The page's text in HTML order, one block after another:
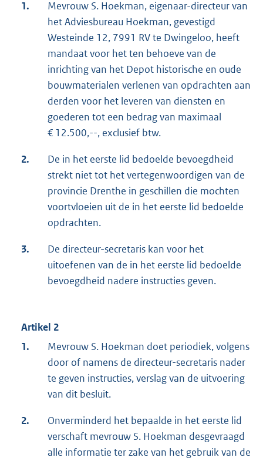
1.
Mevrouw S. Hoekman, eigenaar-directeur van
het Adviesbureau Hoekman, gevestigd
Westeinde 12, 7991 RV te Dwingeloo, heeft
mandaat voor het ten behoeve van de
inrichting van het Depot historische en oude
bouwmaterialen verlenen van opdrachten aan
derden voor het leveren van diensten en
goederen tot een bedrag van maximaal
€ 12.500,--, exclusief btw.
2.
De in het eerste lid bedoelde bevoegdheid
strekt niet tot het vertegenwoordigen van de
provincie Drenthe in geschillen die mochten
voortvloeien uit de in het eerste lid bedoelde
opdrachten.
3.
De directeur-secretaris kan voor het
uitoefenen van de in het eerste lid bedoelde
bevoegdheid nadere instructies geven.
Artikel 2
1.
Mevrouw S. Hoekman doet periodiek, volgens
door of namens de directeur-secretaris nader
te geven instructies, verslag van de uitvoering
van dit besluit.
2.
Onverminderd het bepaalde in het eerste lid
verschaft mevrouw S. Hoekman desgevraagd
alle informatie ter zake van het gebruik van de